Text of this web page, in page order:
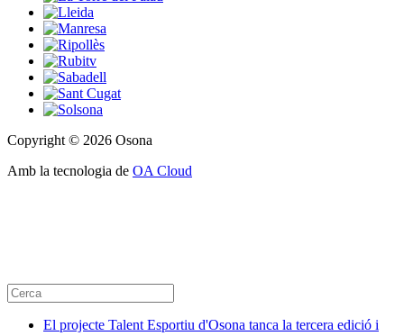
Copyright © 2026 Osona
Amb la tecnologia de OA Cloud
El projecte Talent Esportiu d'Osona tanca la tercera edició i